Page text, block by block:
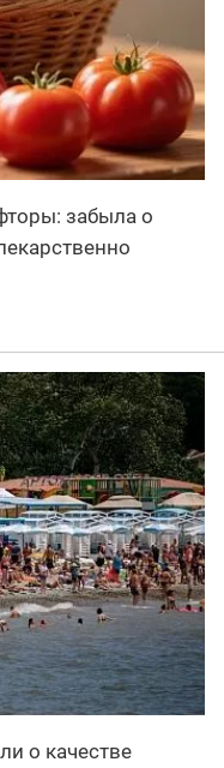
забыла о
о качестве